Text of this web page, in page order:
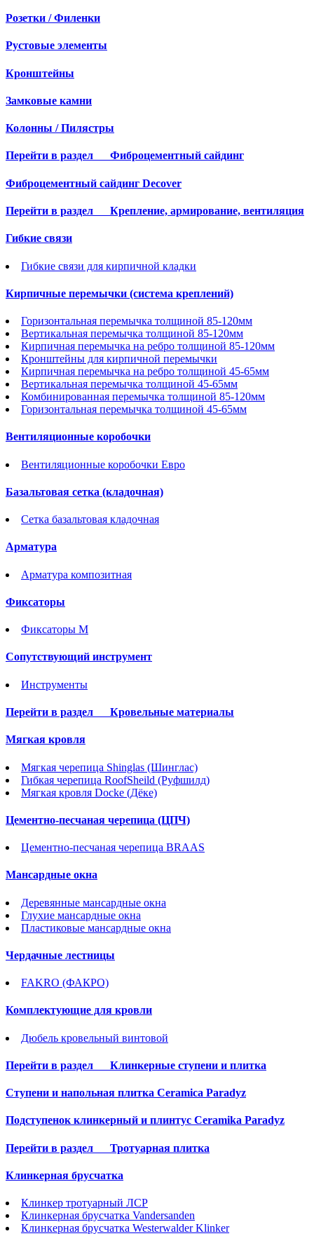
Розетки / Филенки
Рустовые элементы
Кронштейны
Замковые камни
Колонны / Пилястры
Перейти в раздел Фиброцементный сайдинг
Фиброцементный сайдинг Decover
Перейти в раздел Крепление, армирование, вентиляция
Гибкие связи
Гибкие связи для кирпичной кладки
Кирпичные перемычки (система креплений)
Горизонтальная перемычка толщиной 85-120мм
Вертикальная перемычка толщиной 85-120мм
Кирпичная перемычка на ребро толщиной 85-120мм
Кронштейны для кирпичной перемычки
Кирпичная перемычка на ребро толщиной 45-65мм
Вертикальная перемычка толщиной 45-65мм
Комбинированная перемычка толщиной 85-120мм
Горизонтальная перемычка толщиной 45-65мм
Вентиляционные коробочки
Вентиляционные коробочки Евро
Базальтовая сетка (кладочная)
Сетка базальтовая кладочная
Арматура
Арматура композитная
Фиксаторы
Фиксаторы М
Сопутствующий инструмент
Инструменты
Перейти в раздел Кровельные материалы
Мягкая кровля
Мягкая черепица Shinglas (Шинглас)
Гибкая черепица RoofSheild (Руфшилд)
Мягкая кровля Docke (Дёке)
Цементно-песчаная черепица (ЦПЧ)
Цементно-песчаная черепица BRAAS
Мансардные окна
Деревянные мансардные окна
Глухие мансардные окна
Пластиковые мансардные окна
Чердачные лестницы
FAKRO (ФАКРО)
Комплектующие для кровли
Дюбель кровельный винтовой
Перейти в раздел Клинкерные ступени и плитка
Cтупени и напольная плитка Ceramica Paradyz
Подступенок клинкерный и плинтус Ceramika Paradyz
Перейти в раздел Тротуарная плитка
Клинкерная брусчатка
Клинкер тротуарный ЛСР
Клинкерная брусчатка Vandersanden
Клинкерная брусчатка Westerwalder Klinker